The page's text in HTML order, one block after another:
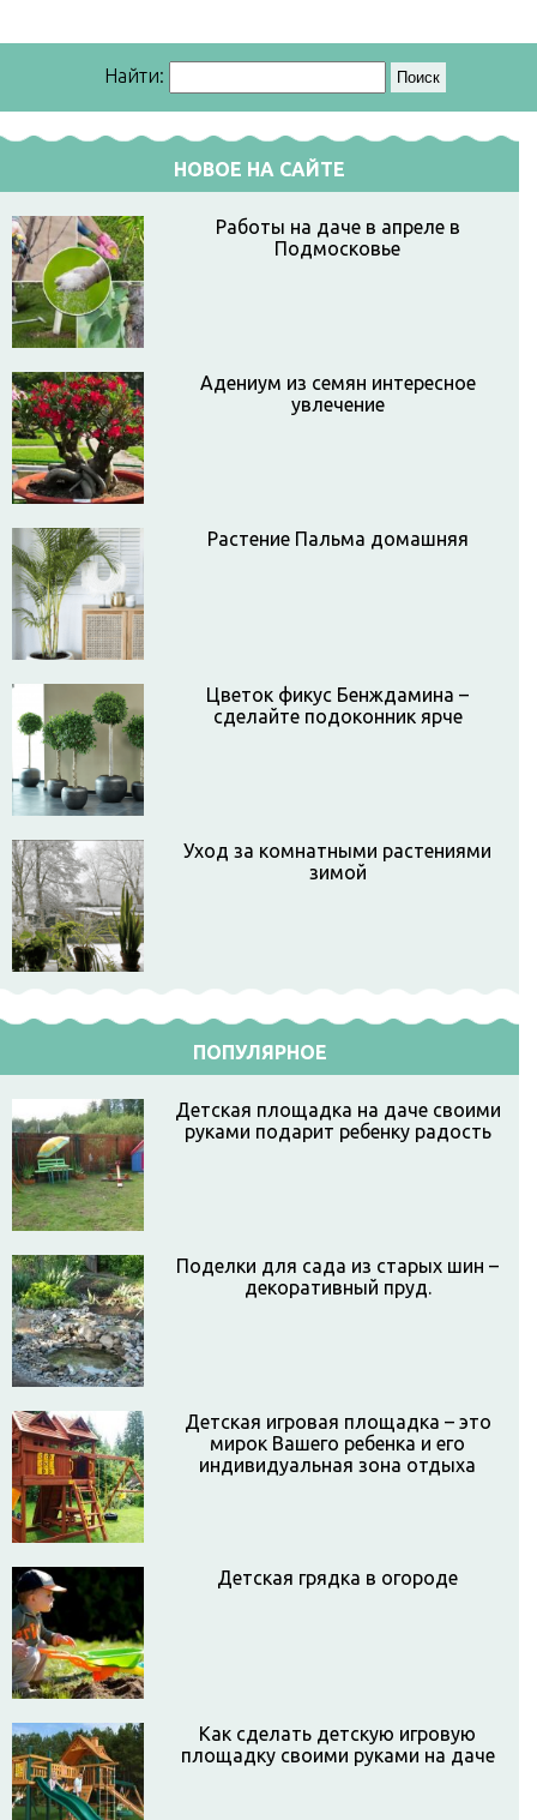
Найти:
НОВОЕ НА САЙТЕ
Работы на даче в апреле в
Подмосковье
Адениум из семян интересное
увлечение
Растение Пальма домашняя
Цветок фикус Бенждамина –
сделайте подоконник ярче
Уход за комнатными растениями
зимой
ПОПУЛЯРНОЕ
Детская площадка на даче своими
руками подарит ребенку радость
Поделки для сада из старых шин –
декоративный пруд.
Детская игровая площадка – это
мирок Вашего ребенка и его
индивидуальная зона отдыха
Детская грядка в огороде
Как сделать детскую игровую
площадку своими руками на даче